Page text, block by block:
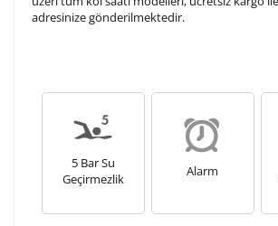
2. Satır
Lütfen font seçiniz
adresinize gönderilmektedir.
5 Bar Su
Geçirmezlik
Alarm